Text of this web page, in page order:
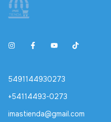
5491144930273
+54114493-0273
imastienda@gmail.com